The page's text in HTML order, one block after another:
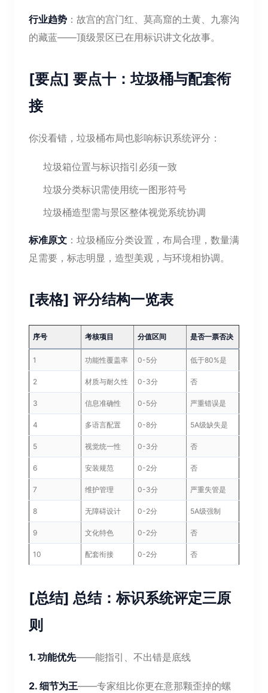
行业趋势 ：故宫的宫门红、莫高窟的土黄、九寨沟
的藏蓝——顶级景区已在用标识讲文化故事。
[要点] 要点十：垃圾桶与配套衔
接
你没看错，垃圾桶布局也影响标识系统评分：
垃圾箱位置与标识指引必须一致
垃圾分类标识需使用统一图形符号
垃圾桶造型需与景区整体视觉系统协调
标准原文 ：垃圾桶应分类设置，布局合理，数量满
足需要，标志明显，造型美观，与环境相协调。
[表格] 评分结构一览表
序号 考核项目 分值区间 是否一票否决
1 功能性覆盖率 0-5分 低于80%是
2 材质与耐久性 0-3分 否
3 信息准确性 0-5分 严重错误是
4 多语言配置 0-8分 5A级缺失是
5 视觉统一性 0-3分 否
6 安装规范 0-2分 否
7 维护管理 0-3分 严重失管是
8 无障碍设计 0-2分 5A级强制
9 文化特色 0-2分 否
10 配套衔接 0-2分 否
[总结] 总结：标识系统评定三原
则
1. 功能优先——能指引、不出错是底线
2. 细节为王——专家组比你更在意那颗歪掉的螺